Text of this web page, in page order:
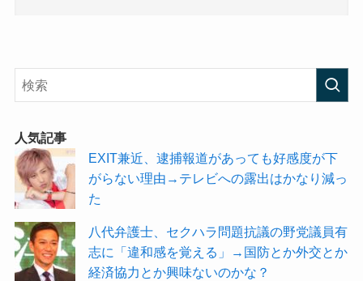
人気記事
EXIT兼近、逮捕報道があっても好感度が下
がらない理由→テレビへの露出はかなり減っ
た
八代弁護士、セクハラ問題抗議の野党議員有
志に「違和感を覚える」→国防とか外交とか
経済協力とか興味ないのかな？